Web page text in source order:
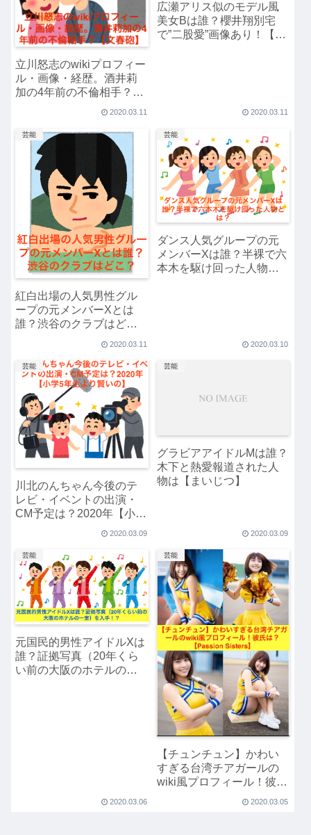
立川怒志のwikiプロフィー
ル・画像・経歴。酒井莉
加の4年前の不倫相手？
2020.03.11
広瀬アリス似のモデル風
美女Bは誰？櫻井翔別宅
で”二股愛”画像あり！【文
2020.03.11
芸能
紅白出場の人気男性グル
ープの元メンバーXとは
誰？渋谷のクラブはど
2020.03.11
芸能
ダンス人気グループの元
メンバーXは誰？半裸で六
本木を駆け回った人物と
2020.03.10
芸能
川北のんちゃん今後のテ
レビ・イベントの出演・
CM予定は？2020年【小学
2020.03.09
芸能
グラビアアイドルMは誰？
木下と熱愛報道された人
物は【まいじつ】
2020.03.09
芸能
元国民的男性アイドルXは
誰？証拠写真（20年くら
い前の大阪のホテルの一
2020.03.06
芸能
【チュンチュン】かわい
すぎる台湾チアガールの
wiki風プロフィール！彼氏
2020.03.05